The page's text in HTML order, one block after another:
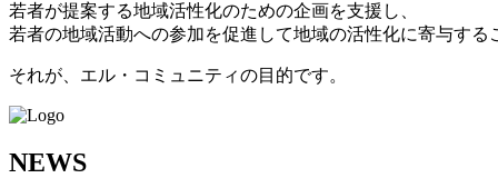
若者が提案する地域活性化のための企画を支援し、
若者の地域活動への参加を促進して地域の活性化に寄与する
それが、エル・コミュニティの目的です。
NEWS